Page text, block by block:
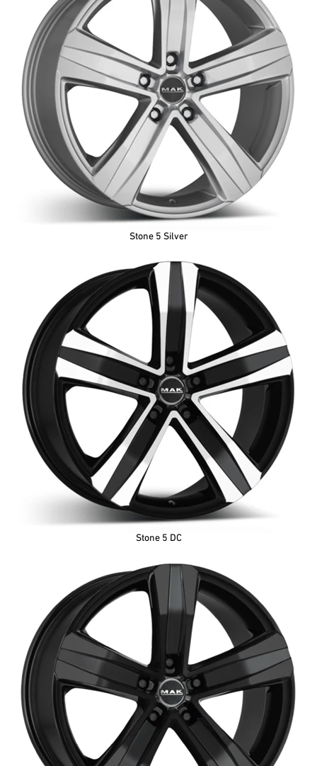
Stone 5 Silver
Stone 5 DC